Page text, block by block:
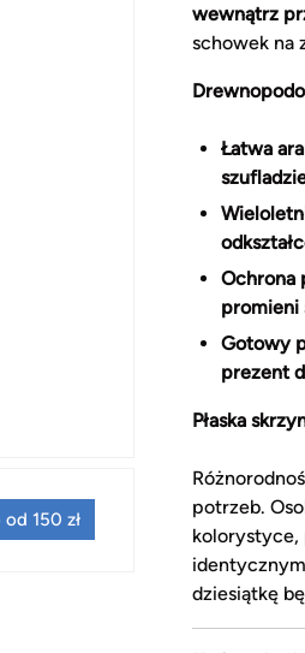
150 zł
wewnątrz
schowek na
Łatwa
Ochrona
promieni
Gotowy
prezent
Płaska
potrzeb.
kolorystyce,
dziesiątkę